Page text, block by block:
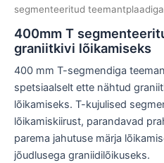
segmenteeritud
400mm T
graniitkivi lõikamiseks
400 mm T-segmendiga
spetsiaalselt ette nähtud
lõikamiseks. T-kujulised
lõikamiskiirust, parandavad
parema jahutuse märja
jõudlusega graniidilõikuseks.